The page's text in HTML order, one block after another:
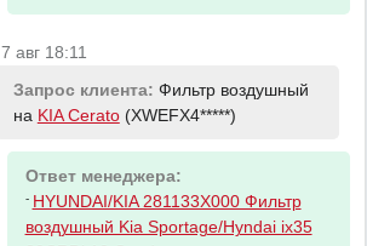
7 авг 18:11
Запрос клиента: Фильтр воздушный
на KIA Cerato(XWEFX4*****)
Ответ менеджера:
- HYUNDAI/KIA 281133X000 Фильтр
воздушный Kia Sportage/Hyndai ix35